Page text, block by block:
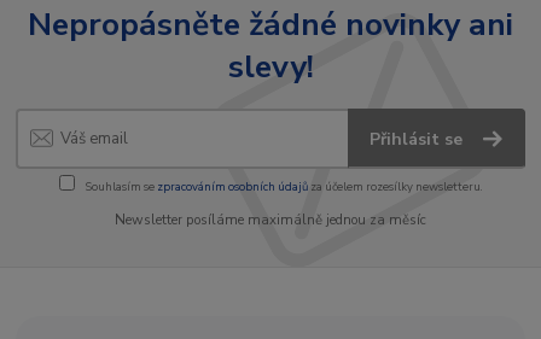
Nepropásněte žádné novinky ani
slevy!
Přihlásit se
Souhlasím se zpracováním osobních údajůza účelem rozesílky newsletteru.
Newsletter posíláme maximálně jednou za měsíc